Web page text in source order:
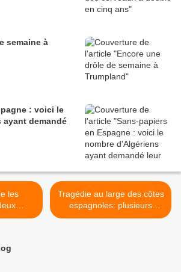
semaine à
: voici le
ayant demandé
dans
Tragédie au large des côtes
espagnoles: plusieurs
embarcations de harragas